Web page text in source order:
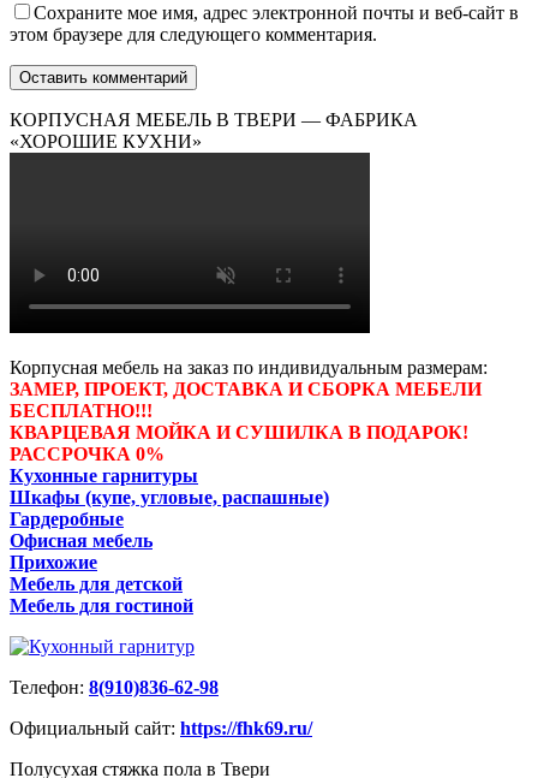
Сохраните мое имя, адрес электронной почты и веб-сайт в
этом браузере для следующего комментария.
КОРПУСНАЯ МЕБЕЛЬ В ТВЕРИ — ФАБРИКА
«ХОРОШИЕ КУХНИ»
Корпусная мебель на заказ по индивидуальным размерам:
ЗАМЕР, ПРОЕКТ, ДОСТАВКА И СБОРКА МЕБЕЛИ
БЕСПЛАТНО!!!
КВАРЦЕВАЯ МОЙКА И СУШИЛКА В ПОДАРОК!
РАССРОЧКА 0%
Кухонные гарнитуры
Шкафы (купе, угловые, распашные)
Гардеробные
Офисная мебель
Прихожие
Мебель для детской
Мебель для гостиной
Телефон: 8(910)836-62-98
Официальный сайт: https://fhk69.ru/
Полусухая стяжка пола в Твери